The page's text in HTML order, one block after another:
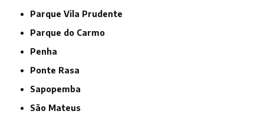
Parque Vila Prudente
Parque do Carmo
Penha
Ponte Rasa
Sapopemba
São Mateus